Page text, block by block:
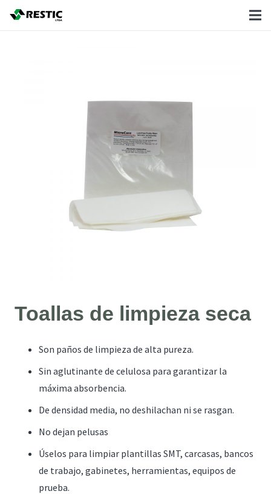
Toallas de limpieza seca
Son paños de limpieza de alta pureza.
Sin aglutinante de celulosa para garantizar la
máxima absorbencia.
De densidad media, no deshilachan ni se rasgan.
No dejan pelusas
Úselos para limpiar plantillas SMT, carcasas, bancos
de trabajo, gabinetes, herramientas, equipos de
prueba.